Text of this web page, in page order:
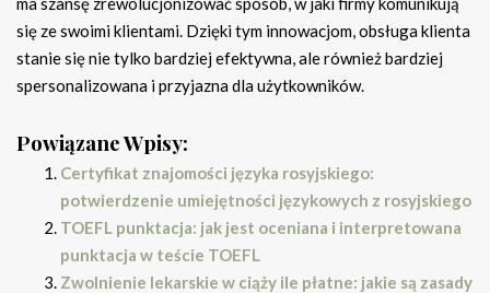
się ze swoimi klientami. Dzięki tym innowacjom, obsługa klienta
stanie się nie tylko bardziej efektywna, ale również bardziej
spersonalizowana i przyjazna dla użytkowników.
Powiązane Wpisy:
Certyfikat znajomości języka rosyjskiego:
potwierdzenie umiejętności językowych z rosyjskiego
TOEFL punktacja: jak jest oceniana i interpretowana
punktacja w teście TOEFL
Zwolnienie lekarskie w ciąży ile płatne: jakie są zasady